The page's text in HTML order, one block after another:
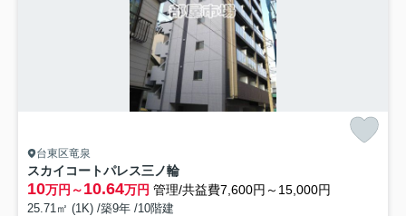
台東区竜泉
スカイコートパレス三ノ輪
10万円～10.64万円 管理/共益費7,600円～15,000円
25.71㎡ (1K) /築9年 /10階建